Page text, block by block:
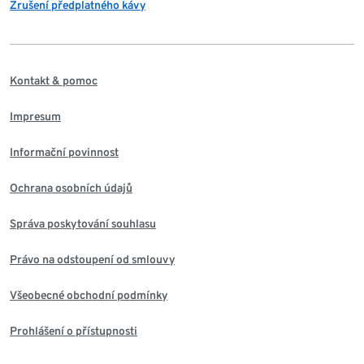
Zrušení předplatného kávy
Kontakt & pomoc
Impresum
Informační povinnost
Ochrana osobních údajů
Správa poskytování souhlasu
Právo na odstoupení od smlouvy
Všeobecné obchodní podmínky
Prohlášení o přístupnosti